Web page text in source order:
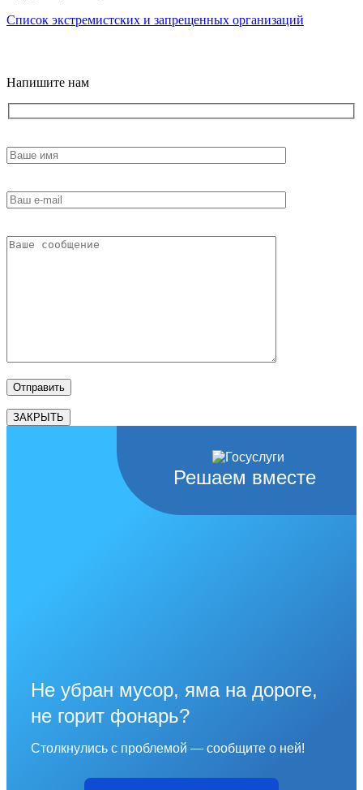
Список экстремистских и запрещенных организаций
Напишите нам
ЗАКРЫТЬ
Решаем вместе
Не убран мусор, яма на дороге,
не горит фонарь?
Столкнулись с проблемой — сообщите о ней!